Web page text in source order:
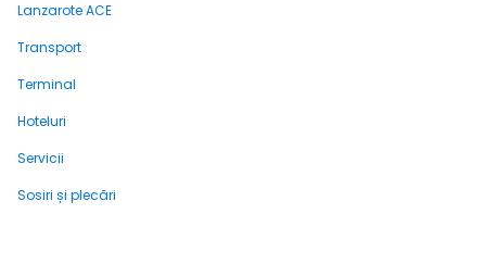
Lanzarote ACE
Transport
Terminal
Hoteluri
Servicii
Sosiri și plecări